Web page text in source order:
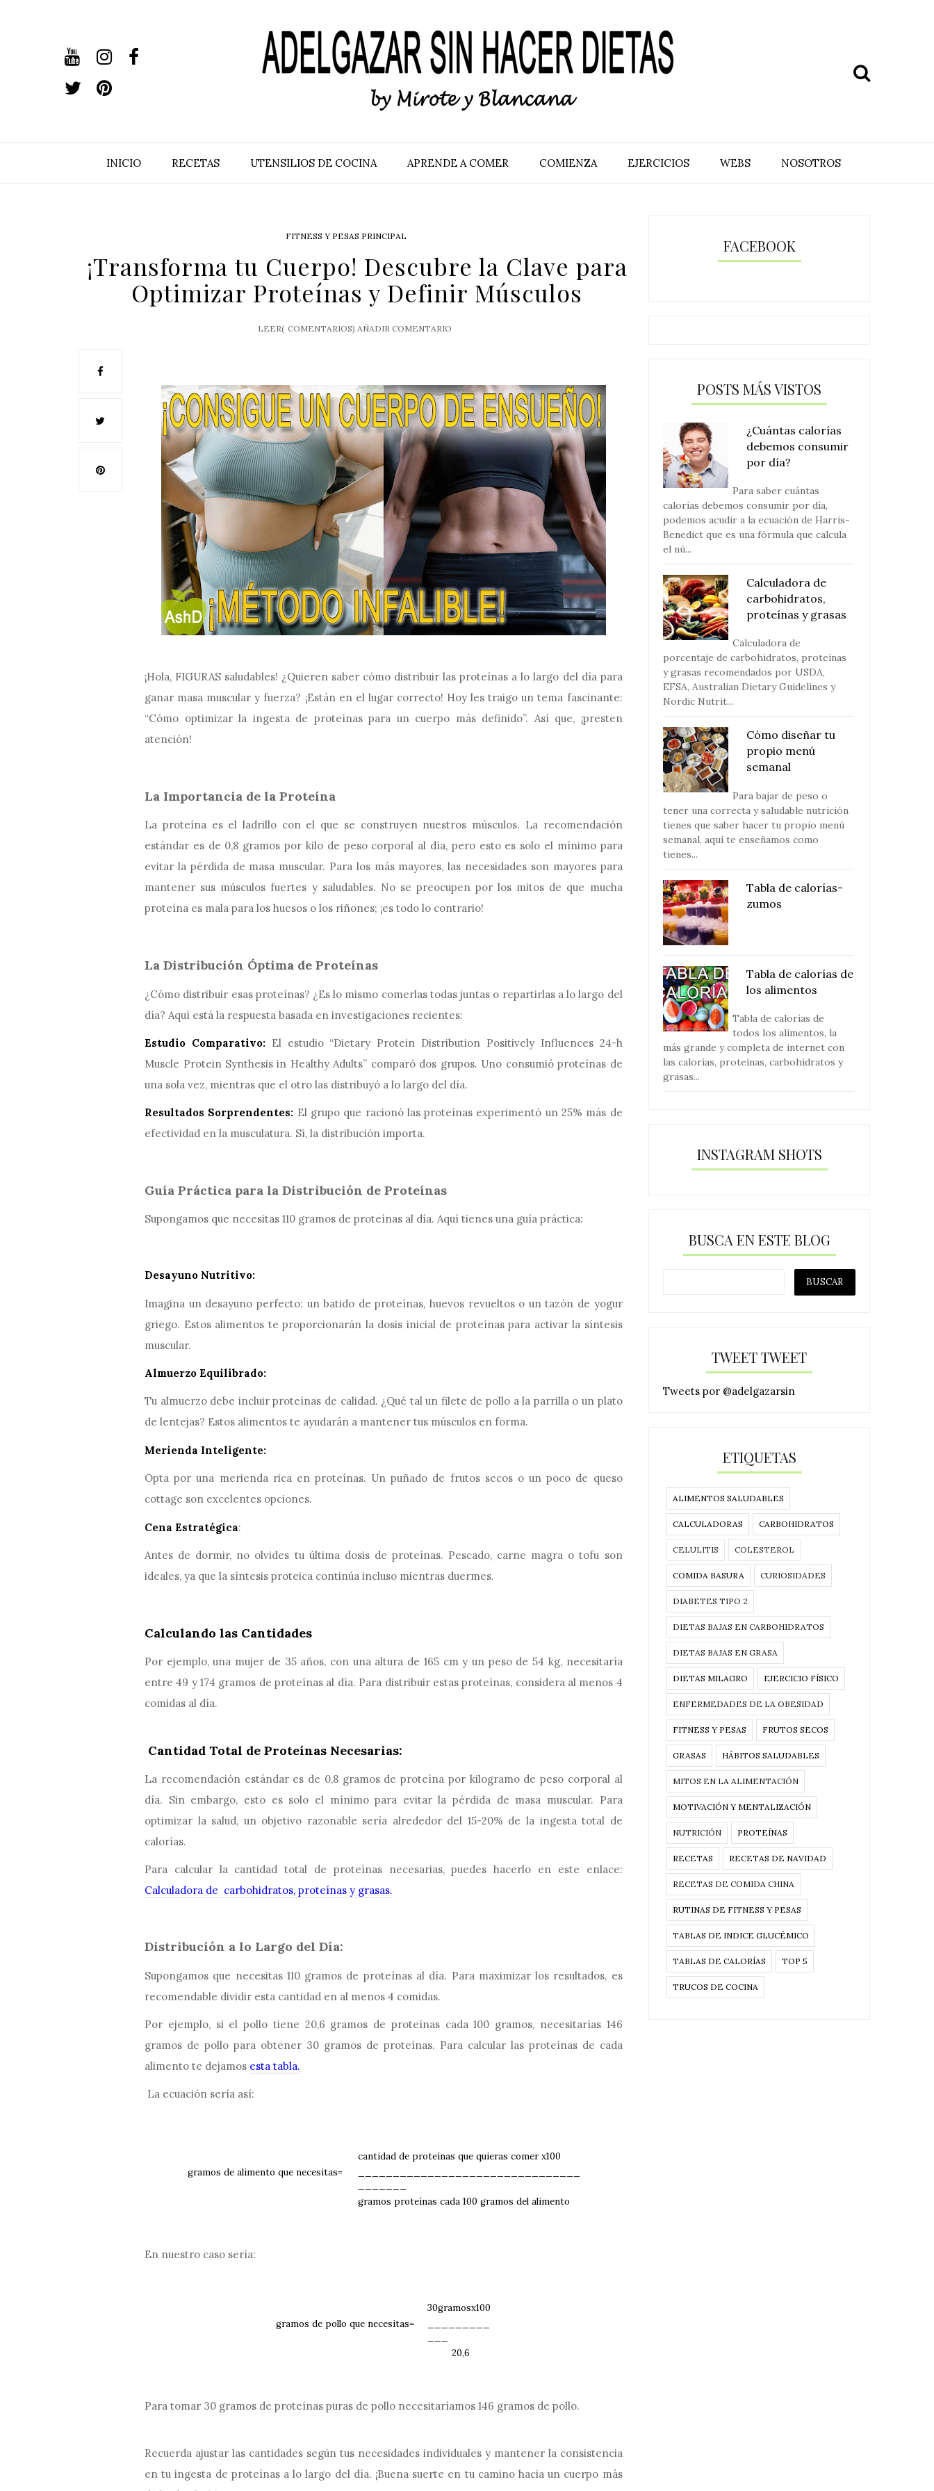
INICIO RECETAS UTENSILIOS DE COCINA APRENDE A COMER COMIENZA EJERCICIOS WEBS NOSOTROS
FITNESS Y PESAS PRINCIPAL
¡Transforma tu Cuerpo! Descubre la Clave para
Optimizar Proteínas y Definir Músculos
LEER( COMENTARIOS) AÑADIR COMENTARIO
¡Hola, FIGURAS saludables! ¿Quieren saber cómo distribuir las proteínas a lo largo del día para
ganar masa muscular y fuerza? ¡Están en el lugar correcto! Hoy les traigo un tema fascinante:
“Cómo optimizar la ingesta de proteínas para un cuerpo más definido”. Así que, ¡presten
atención!
La Importancia de la Proteína
La proteína es el ladrillo con el que se construyen nuestros músculos. La recomendación
estándar es de 0,8 gramos por kilo de peso corporal al día, pero esto es solo el mínimo para
evitar la pérdida de masa muscular. Para los más mayores, las necesidades son mayores para
mantener sus músculos fuertes y saludables. No se preocupen por los mitos de que mucha
proteína es mala para los huesos o los riñones; ¡es todo lo contrario!
La Distribución Óptima de Proteínas
¿Cómo distribuir esas proteínas? ¿Es lo mismo comerlas todas juntas o repartirlas a lo largo del
día? Aquí está la respuesta basada en investigaciones recientes:
Estudio Comparativo:El estudio “Dietary Protein Distribution Positively Influences 24-h
Muscle Protein Synthesis in Healthy Adults” comparó dos grupos. Uno consumió proteínas de
una sola vez, mientras que el otro las distribuyó a lo largo del día.
Resultados Sorprendentes: El grupo que racionó las proteínas experimentó un 25% más de
efectividad en la musculatura. Sí, la distribución importa.
Guía Práctica para la Distribución de Proteínas
Supongamos que necesitas 110 gramos de proteínas al día. Aquí tienes una guía práctica:
Desayuno Nutritivo:
Imagina un desayuno perfecto: un batido de proteínas, huevos revueltos o un tazón de yogur
griego. Estos alimentos te proporcionarán la dosis inicial de proteínas para activar la síntesis
muscular.
Almuerzo Equilibrado:
Tu almuerzo debe incluir proteínas de calidad. ¿Qué tal un filete de pollo a la parrilla o un plato
de lentejas? Estos alimentos te ayudarán a mantener tus músculos en forma.
Merienda Inteligente:
Opta por una merienda rica en proteínas. Un puñado de frutos secos o un poco de queso
cottage son excelentes opciones.
Cena Estratégica:
Antes de dormir, no olvides tu última dosis de proteínas. Pescado, carne magra o tofu son
ideales, ya que la síntesis proteica continúa incluso mientras duermes.
Calculando las Cantidades
Por ejemplo, una mujer de 35 años, con una altura de 165 cm y un peso de 54 kg, necesitaría
entre 49 y 174 gramos de proteínas al día. Para distribuir estas proteínas, considera al menos 4
comidas al día.
Cantidad Total de Proteínas Necesarias:
La recomendación estándar es de 0,8 gramos de proteína por kilogramo de peso corporal al
día. Sin embargo, esto es solo el mínimo para evitar la pérdida de masa muscular. Para
optimizar la salud, un objetivo razonable sería alrededor del 15-20% de la ingesta total de
calorías.
Para calcular la cantidad total de proteínas necesarias, puedes hacerlo en este enlace:
Calculadora de carbohidratos, proteínas y grasas.
Distribución a lo Largo del Día:
Supongamos que necesitas 110 gramos de proteínas al día. Para maximizar los resultados, es
recomendable dividir esta cantidad en al menos 4 comidas.
Por ejemplo, si el pollo tiene 20,6 gramos de proteínas cada 100 gramos, necesitarías 146
gramos de pollo para obtener 30 gramos de proteínas. Para calcular las proteínas de cada
alimento te dejamos esta tabla.
La ecuación sería así:
cantidad de proteínas que quieras comer x100
gramos de alimento que necesitas=
gramos proteínas cada 100 gramos del alimento
En nuestro caso sería:
30gramosx100
gramos de pollo que necesitas=
20,6
Para tomar 30 gramos de proteínas puras de pollo necesitaríamos 146 gramos de pollo.
Recuerda ajustar las cantidades según tus necesidades individuales y mantener la consistencia
en tu ingesta de proteínas a lo largo del día. ¡Buena suerte en tu camino hacia un cuerpo más
FACEBOOK
POSTS MÁS VISTOS
¿Cuántas calorías
debemos consumir
por día?
Para saber cuántas
calorías debemos consumir por día,
podemos acudir a la ecuación de Harris-
Benedict que es una fórmula que calcula
el nú...
Calculadora de
carbohidratos,
proteínas y grasas
Calculadora de
porcentaje de carbohidratos, proteínas
y grasas recomendados por USDA,
EFSA, Australian Dietary Guidelines y
Nordic Nutrit...
Cómo diseñar tu
propio menú
semanal
Para bajar de peso o
tener una correcta y saludable nutrición
tienes que saber hacer tu propio menú
semanal, aquí te enseñamos como
tienes...
Tabla de calorías-
zumos
Tabla de calorías de
los alimentos
Tabla de calorías de
todos los alimentos, la
más grande y completa de internet con
las calorías, proteínas, carbohidratos y
grasas...
INSTAGRAM SHOTS
BUSCA EN ESTE BLOG
TWEET TWEET
Tweets por @adelgazarsin
ETIQUETAS
ALIMENTOS SALUDABLES
CALCULADORAS CARBOHIDRATOS
CELULITIS COLESTEROL
COMIDA BASURA CURIOSIDADES
DIABETES TIPO 2
DIETAS BAJAS EN CARBOHIDRATOS
DIETAS BAJAS EN GRASA
DIETAS MILAGRO EJERCICIO FÍSICO
ENFERMEDADES DE LA OBESIDAD
FITNESS Y PESAS FRUTOS SECOS
GRASAS HÁBITOS SALUDABLES
MITOS EN LA ALIMENTACIÓN
MOTIVACIÓN Y MENTALIZACIÓN
NUTRICIÓN PROTEÍNAS
RECETAS RECETAS DE NAVIDAD
RECETAS DE COMIDA CHINA
RUTINAS DE FITNESS Y PESAS
TABLAS DE INDICE GLUCÉMICO
TABLAS DE CALORÍAS TOP 5
TRUCOS DE COCINA